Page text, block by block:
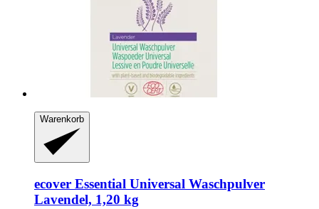
Warenkorb
ecover Essential Universal Waschpulver
Lavendel, 1,20 kg